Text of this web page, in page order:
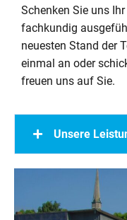
Schenken Sie uns
fachkundig
neuesten Stand der
einmal an oder
freuen uns auf Sie.
Unsere